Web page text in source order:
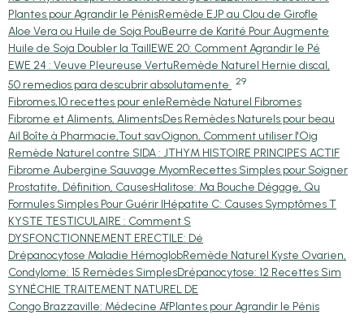
Plantes pour Agrandir le PénisRemède EJP au Clou de Girofle
Aloe Vera ou Huile de Soja PouBeurre de Karité Pour Augmente
Huile de Soja Doubler la TaillEWE 20: Comment Agrandir le Pé
EWE 24 : Veuve Pleureuse VertuRemède Naturel Hernie discal,
50 remedios para descubrir absolutamente
29
Fibromes,10 recettes pour enleRemède Naturel Fibromes
Fibrome et Aliments, AlimentsDes Remèdes Naturels pour beau
Ail Boîte à Pharmacie,Tout savOignon, Comment utiliser l'Oig
Remède Naturel contre SIDA : JTHYM HISTOIRE PRINCIPES ACTIF
Fibrome Aubergine Sauvage MyomRecettes Simples pour Soigner
Prostatite, Définition, CausesHalitose: Ma Bouche Dégage, Qu
Formules Simples Pour Guérir lHépatite C: Causes Symptômes T
KYSTE TESTICULAIRE : Comment S
DYSFONCTIONNEMENT ERECTILE: Dé
Drépanocytose Maladie HémoglobRemède Naturel Kyste Ovarien,
Condylome: 15 Remèdes SimplesDrépanocytose: 12 Recettes Sim
SYNÉCHIE TRAITEMENT NATUREL DE
Congo Brazzaville: Médecine AfPlantes pour Agrandir le Pénis